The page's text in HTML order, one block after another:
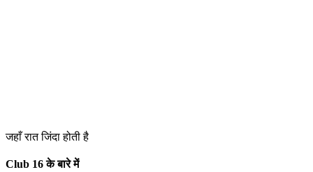
जहाँ रात जिंदा होती है
Club 16 के बारे में